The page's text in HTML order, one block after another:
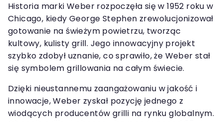
Historia marki Weber rozpoczęła się w 1952 roku w
Chicago, kiedy George Stephen zrewolucjonizował
gotowanie na świeżym powietrzu, tworząc
kultowy, kulisty grill. Jego innowacyjny projekt
szybko zdobył uznanie, co sprawiło, że Weber stał
się symbolem grillowania na całym świecie.
Dzięki nieustannemu zaangażowaniu w jakość i
innowacje, Weber zyskał pozycję jednego z
wiodących producentów grilli na rynku globalnym.